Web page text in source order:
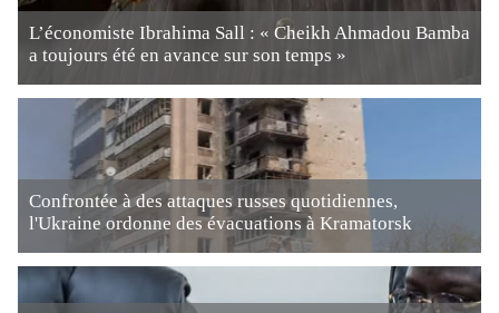
L’économiste Ibrahima Sall : « Cheikh Ahmadou Bamba
a toujours été en avance sur son temps »
Confrontée à des attaques russes quotidiennes,
l'Ukraine ordonne des évacuations à Kramatorsk